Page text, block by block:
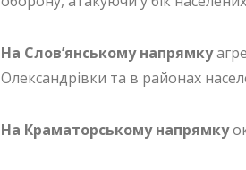
На Слов’янському напрямку
Олександрівки та в районах
На Краматорському напрямку